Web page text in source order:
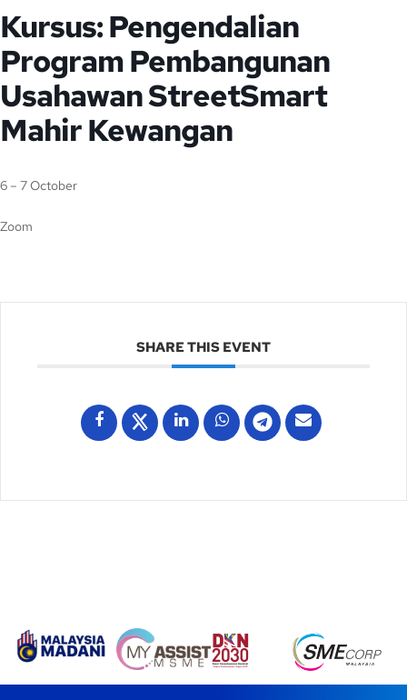
Kursus: Pengendalian
Program Pembangunan
Usahawan StreetSmart
Mahir Kewangan
6 – 7 October
Zoom
SHARE THIS EVENT